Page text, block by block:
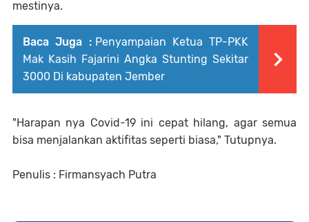
mestinya.
Baca Juga : Penyampaian Ketua TP-PKK
Mak Kasih Fajarini Angka Stunting Sekitar
3000 Di kabupaten Jember
"Harapan nya Covid-19 ini cepat hilang, agar semua
bisa menjalankan aktifitas seperti biasa," Tutupnya.
Penulis : Firmansyach Putra